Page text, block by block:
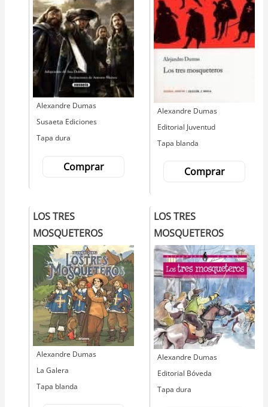
Autor
Alexandre Dumas
Editorial
Susaeta Ediciones
Tapa dura
Comprar
Autor
Alexandre Dumas
Editorial
Editorial Juventud
Tapa blanda
Comprar
LOS TRES
MOSQUETEROS
Autor
Alexandre Dumas
Editorial
La Galera
Tapa blanda
LOS TRES
MOSQUETEROS
Autor
Alexandre Dumas
Editorial
Editorial Bóveda
Tapa dura